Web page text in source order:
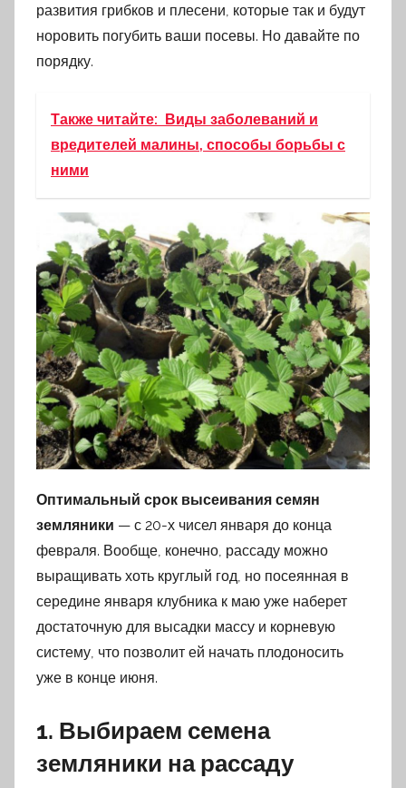
развития грибков и плесени, которые так и будут
норовить погубить ваши посевы. Но давайте по
порядку.
Также читайте: Виды заболеваний и
вредителей малины, способы борьбы с
ними
Оптимальный срок высеивания семян
земляники — с 20-х чисел января до конца
февраля. Вообще, конечно, рассаду можно
выращивать хоть круглый год, но посеянная в
середине января клубника к маю уже наберет
достаточную для высадки массу и корневую
систему, что позволит ей начать плодоносить
уже в конце июня.
1. Выбираем семена
земляники на рассаду